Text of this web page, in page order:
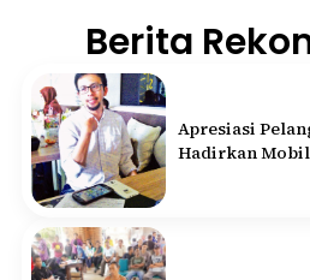
Berita
Apresiasi
Hadirkan